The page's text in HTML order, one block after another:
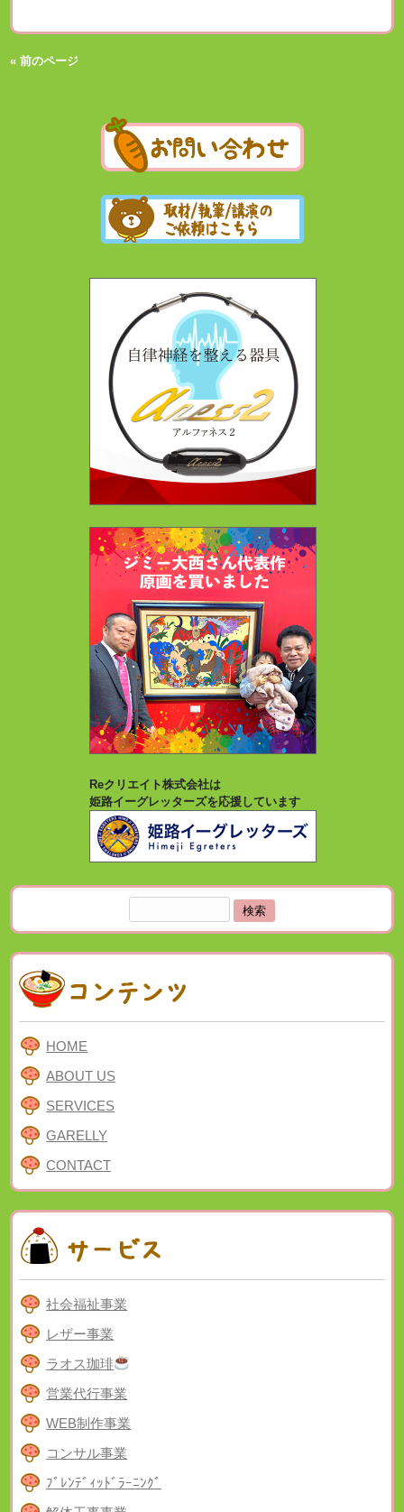
« 前のページ
Reクリエイト株式会社は
姫路イーグレッターズを応援しています
索:
HOME
ABOUT US
SERVICES
GARELLY
CONTACT
社会福祉事業
レザー事業
ラオス珈琲
営業代行事業
WEB制作事業
コンサル事業
ﾌﾞﾚﾝﾃﾞｨｯﾄﾞﾗｰﾆﾝｸﾞ